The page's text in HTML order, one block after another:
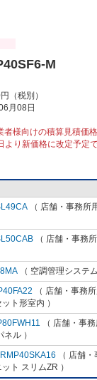
M
（税別）
月08日
様向けの積算見積価
り新価格に改定予定
（ 店舗・事務所
（ 店舗・事務
（ 空調管理システ
（ 店舗・事務
ト形室内 ）
（ 店舗・事
ル ）
（ 店舗
ト スリムZR ）